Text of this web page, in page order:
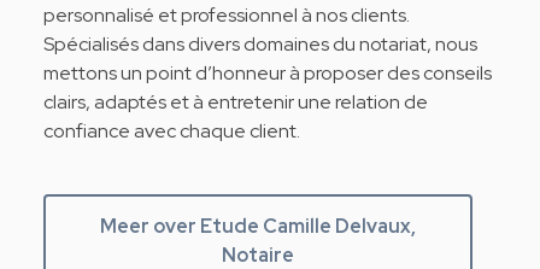
personnalisé et professionnel à nos clients.
Spécialisés dans divers domaines du notariat, nous
mettons un point d’honneur à proposer des conseils
clairs, adaptés et à entretenir une relation de
confiance avec chaque client.
Meer over Etude Camille Delvaux,
Notaire